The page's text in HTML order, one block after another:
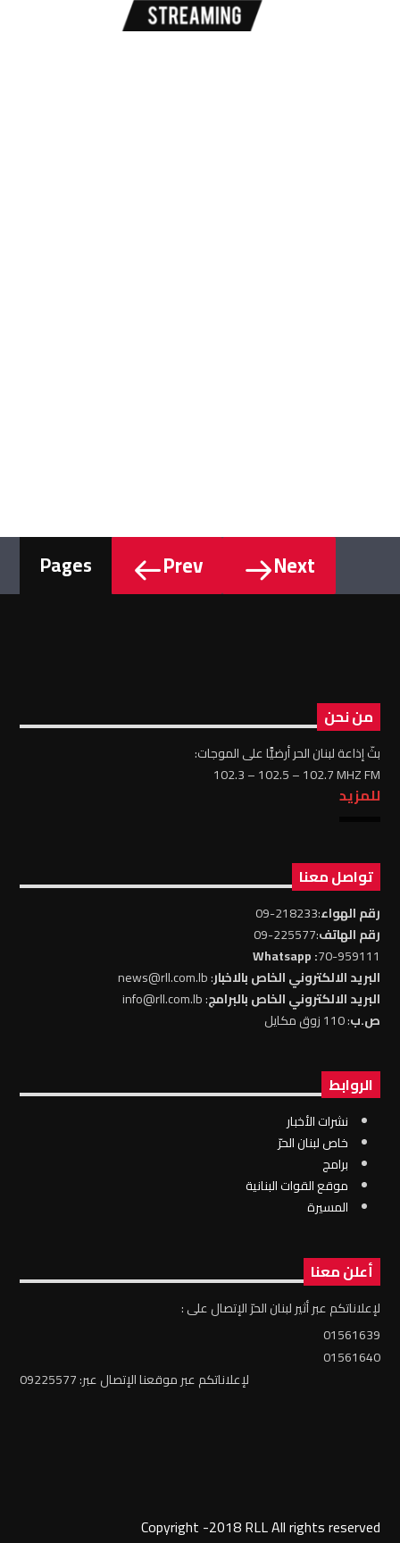
Pages Prev Next
من نحن
بثّ إذاعة لبنان الحر أرضيًّا على الموجات:
102.3 – 102.5 – 102.7 MHZ FM
للمزيد
تواصل معنا
رقم الهواء:218233-09
رقم الهاتف:225577-09
70-959111
: Whatsapp
البريد الالكتروني الخاص بالاخبار: news@rll.com.lb
البريد الالكتروني الخاص بالبرامج: info@rll.com.lb
ص.ب: 110 زوق مكايل
الروابط
نشرات الأخبار
خاص لبنان الحرّ
برامج
موقع القوات البنانية
المسيرة
أعلن معنا
لإعلاناتكم عبر أثير لبنان الحرّ الإتصال على :
01561639
01561640
لإعلاناتكم عبر موقعنا الإتصال عبر: 09225577
Copyright -2018 RLL All rights reserved